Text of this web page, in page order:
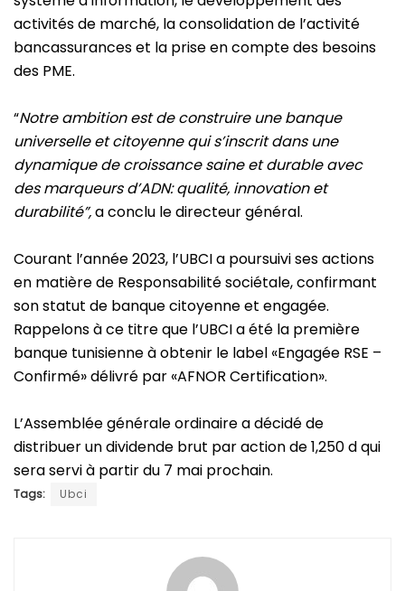
activités de marché, la consolidation de l’activité
bancassurances et la prise en compte des besoins
des PME.
“Notre ambition est de construire une banque
universelle et citoyenne qui s’inscrit dans une
dynamique de croissance saine et durable avec
des marqueurs d’ADN: qualité, innovation et
durabilité”,a conclu le directeur général.
Courant l’année 2023, l’UBCIa poursuivises actions
en matière de Responsabilité sociétale, confirmant
son statut de banque citoyenne et engagée.
Rappelons à ce titre que l’UBCI a été la première
banque tunisienne à obtenir le label «Engagée RSE –
Confirmé» délivré par «AFNOR Certification».
L’Assemblée générale ordinaire a décidé de
distribuer un dividende brut par action de1,250 d qui
sera servi à partir du 7 mai prochain.
Tags: Ubci